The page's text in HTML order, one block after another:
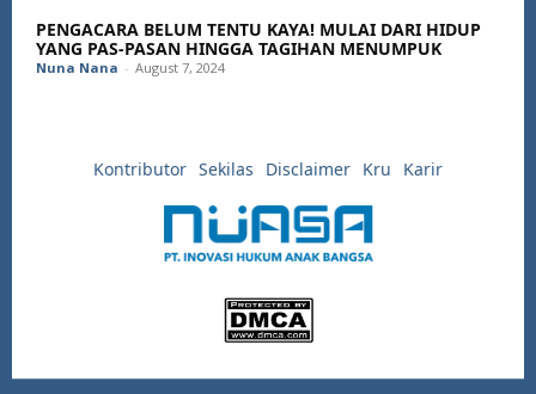
PENGACARA BELUM TENTU KAYA! MULAI DARI HIDUP
YANG PAS-PASAN HINGGA TAGIHAN MENUMPUK
Nuna Nana - August 7, 2024
Kontributor Sekilas Disclaimer Kru Karir